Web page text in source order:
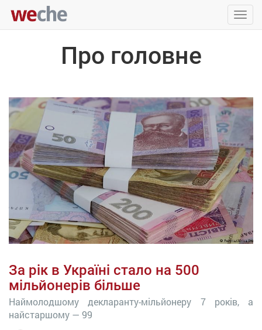
Про головне
За рік в Україні стало на 500
мільйонерів більше
Наймолодшому декларанту-мільйонеру 7 років, а
найстаршому — 99